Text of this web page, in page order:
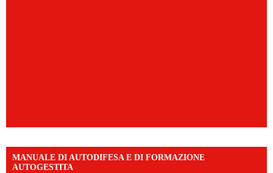
MANUALE DI AUTODIFESA E DI FORMAZIONE
AUTOGESTITA